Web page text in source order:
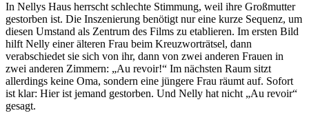
In Nellys Haus herrscht schlechte Stimmung, weil ihre Großmutter
gestorben ist. Die Inszenierung benötigt nur eine kurze Sequenz, um
diesen Umstand als Zentrum des Films zu etablieren. Im ersten Bild
hilft Nelly einer älteren Frau beim Kreuzworträtsel, dann
verabschiedet sie sich von ihr, dann von zwei anderen Frauen in
zwei anderen Zimmern: „Au revoir!“ Im nächsten Raum sitzt
allerdings keine Oma, sondern eine jüngere Frau räumt auf. Sofort
ist klar: Hier ist jemand gestorben. Und Nelly hat nicht „Au revoir“
gesagt.